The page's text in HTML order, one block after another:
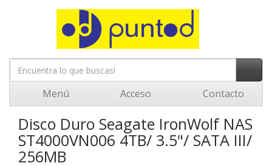
Menú Acceso Contacto
Disco Duro Seagate IronWolf NAS
ST4000VN006 4TB/ 3.5"/ SATA III/
256MB